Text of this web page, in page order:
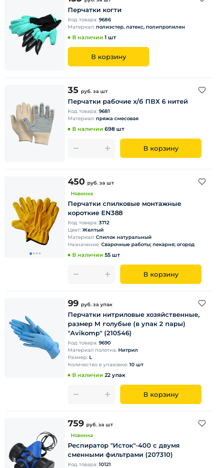
Перчатки когти
Код товара: 9686
Материал: полиэстер, латекс, полипропилен
В наличии 1 шт
В корзину
35 руб. за шт
Перчатки рабочие х/б ПВХ 6 нитей
Код товара: 9681
Материал: пряжа смесовая
В наличии 698 шт
В корзину
450 руб. за шт
Новинка
Перчатки спилковые монтажные
короткие EN388
Код товара: 3712
Цвет: Желтый
Материал: Спилок натуральный
Назначение: Сварочные работы; пекарня; огород
В наличии 55 шт
В корзину
99 руб. за упак
Перчатки нитриловые хозяйственные,
размер М голубые (в упак 2 пары)
"Avikomp" (210546)
Код товара: 9690
Материал полотна: Нитрил
Размер: L
Количество в упаковке: 10 шт
В наличии 22 упак
В корзину
759 руб. за шт
Новинка
Респиратор "Исток"-400 с двумя
сменными фильтрами (207310)
Код товара: 10121